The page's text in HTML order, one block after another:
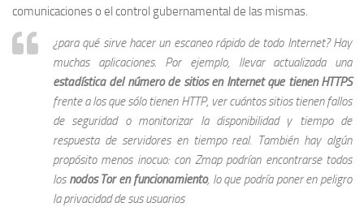
comunicaciones o el control gubernamental de las mismas.
¿para qué sirve hacer un escaneo rápido de todo Internet? Hay
muchas aplicaciones. Por ejemplo, llevar actualizada una
estadística del número de sitios en Internet que tienen HTTPS
frente a los que sólo tienen HTTP, ver cuántos sitios tienen fallos
de seguridad o monitorizar la disponibilidad y tiempo de
respuesta de servidores en tiempo real. También hay algún
propósito menos inocuo: con Zmap podrían encontrarse todos
los nodos Tor en funcionamiento, lo que podría poner en peligro
la privacidad de sus usuarios